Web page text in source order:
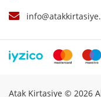
Atak Kirtasiye © 2026